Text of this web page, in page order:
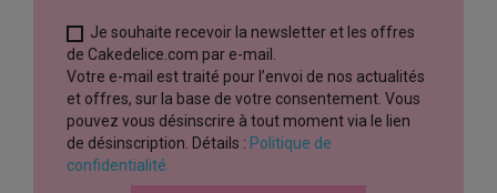
Je souhaite recevoir la newsletter et les offres
de Cakedelice.com par e-mail.
Votre e-mail est traité pour l’envoi de nos actualités
et offres, sur la base de votre consentement. Vous
pouvez vous désinscrire à tout moment via le lien
de désinscription. Détails : Politique de
confidentialité.